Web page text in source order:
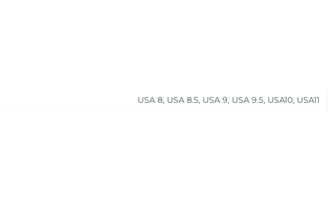
USA 8, USA 8.5, USA 9, USA 9.5, USA10, USA11